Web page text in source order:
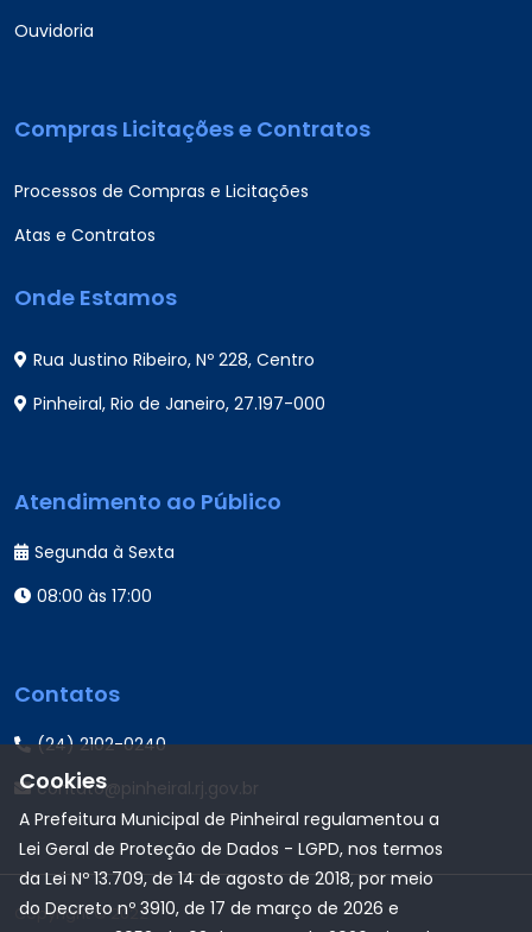
Ouvidoria
Compras Licitações e Contratos
Processos de Compras e Licitações
Atas e Contratos
Onde Estamos
Rua Justino Ribeiro, Nº 228, Centro
Pinheiral, Rio de Janeiro, 27.197-000
Atendimento ao Público
Segunda à Sexta
08:00 às 17:00
Contatos
(24) 2102-0240
contato@pinheiral.rj.gov.br
Copyright © 2022
Cookies
A Prefeitura Municipal de Pinheiral regulamentou a
Lei Geral de Proteção de Dados - LGPD, nos termos
da Lei Nº 13.709, de 14 de agosto de 2018, por meio
do Decreto nº 3910, de 17 de março de 2026 e